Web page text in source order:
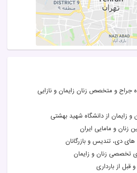
جراح و متخصص زنان زايمان و نازايی
از دانشگاه شهید بهشتی
و مامایی ایران
دی، تندیس و بازرگانان
تخصصی زنان و زایمان
قبل از بارداری